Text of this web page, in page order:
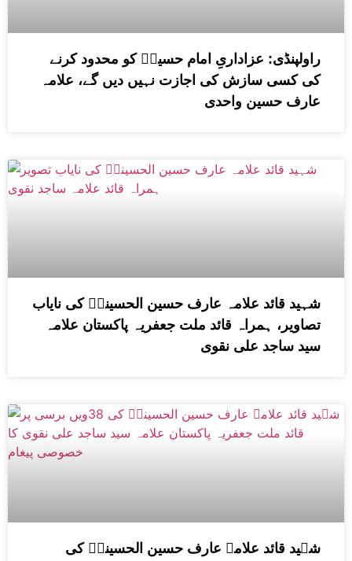
راولپنڈی: عزاداریِ امام حسینؑ کو محدود کرنے
کی کسی سازش کی اجازت نہیں دیں گے، علامہ
عارف حسین واحدی
شہید قائد علامہ عارف حسین الحسینیؒ کی نایاب
تصاویر، ہمراہ قائد ملت جعفریہ پاکستان علامہ
سید ساجد علی نقوی
شہید قائد علامہ عارف حسین الحسینیؒ کی